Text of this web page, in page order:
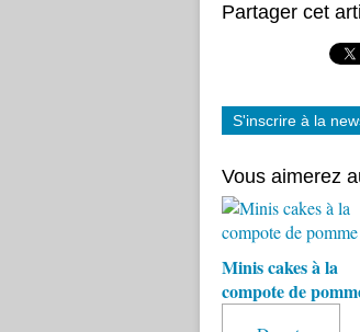
Partager cet
S'inscrire à la
Vous aimerez
Minis cakes à la
compote de